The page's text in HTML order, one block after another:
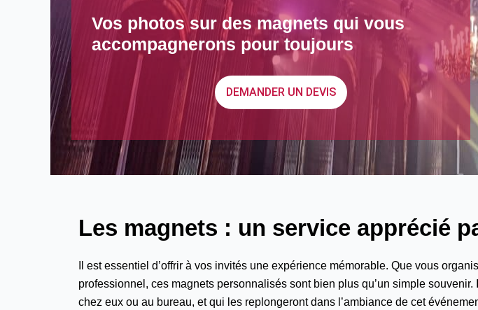
Vos photos sur des magnets qui vous
accompagnerons pour toujours
DEMANDER UN DEVIS
Les magnets : un service apprécié
Il est essentiel d’offrir à vos invités une expérience mémorable. Que vous
professionnel, ces magnets personnalisés sont bien plus qu’un simple
chez eux ou au bureau, et qui les replongeront dans l’ambiance de cet